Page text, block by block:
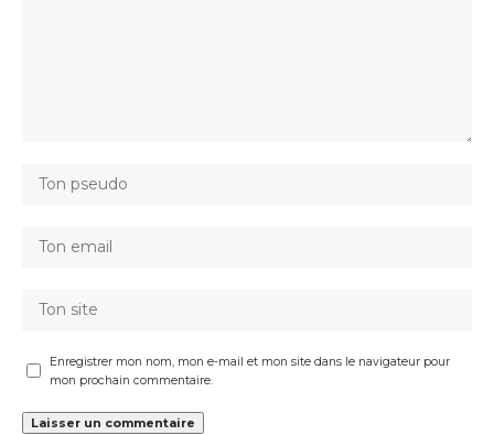
Enregistrer mon nom, mon e-mail et mon site dans le navigateur pour
mon prochain commentaire.